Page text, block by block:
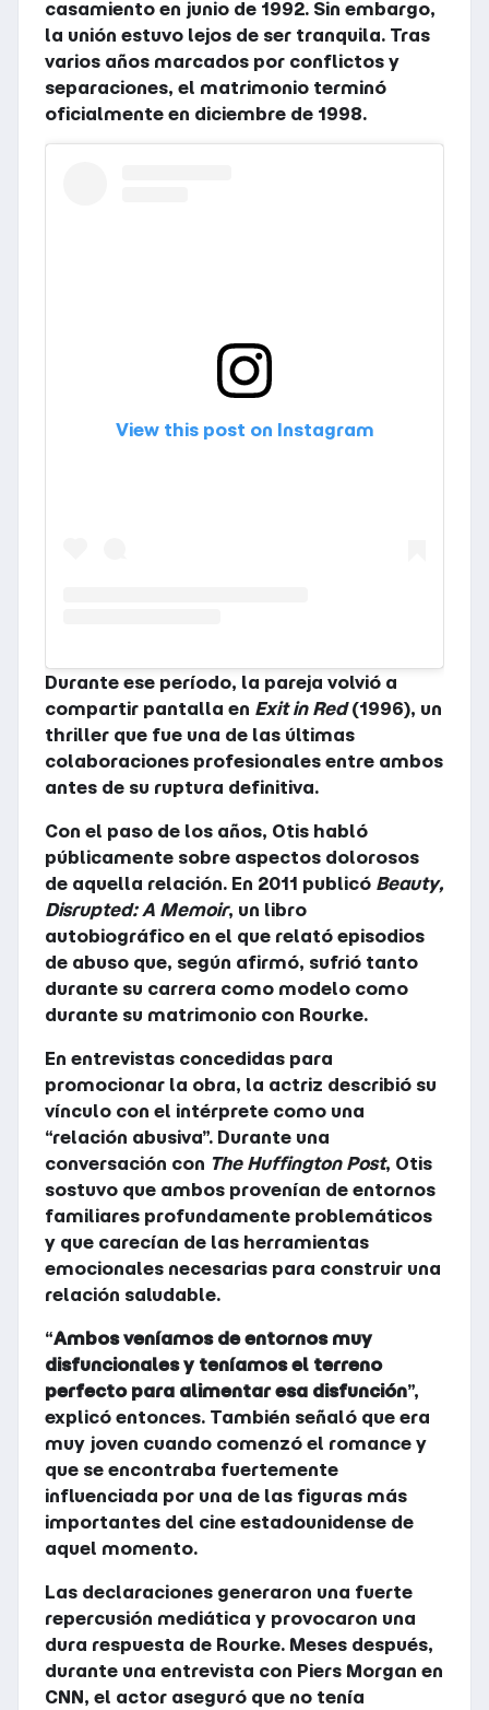
casamiento en junio de 1992. Sin embargo,
la unión estuvo lejos de ser tranquila. Tras
varios años marcados por conflictos y
separaciones, el matrimonio terminó
oficialmente en diciembre de 1998.
View this post on Instagram
Durante ese período, la pareja volvió a
compartir pantalla en Exit in Red(1996), un
thriller que fue una de las últimas
colaboraciones profesionales entre ambos
antes de su ruptura definitiva.
Con el paso de los años, Otis habló
públicamente sobre aspectos dolorosos
de aquella relación. En 2011 publicó Beauty,
Disrupted: A Memoir, un libro
autobiográfico en el que relató episodios
de abuso que, según afirmó, sufrió tanto
durante su carrera como modelo como
durante su matrimonio con Rourke.
En entrevistas concedidas para
promocionar la obra, la actriz describió su
vínculo con el intérprete como una
“relación abusiva”. Durante una
conversación con The Huffington Post, Otis
sostuvo que ambos provenían de entornos
familiares profundamente problemáticos
y que carecían de las herramientas
emocionales necesarias para construir una
relación saludable.
“Ambos veníamos de entornos muy
disfuncionales y teníamos el terreno
perfecto para alimentar esa disfunción”,
explicó entonces. También señaló que era
muy joven cuando comenzó el romance y
que se encontraba fuertemente
influenciada por una de las figuras más
importantes del cine estadounidense de
aquel momento.
Las declaraciones generaron una fuerte
repercusión mediática y provocaron una
dura respuesta de Rourke. Meses después,
durante una entrevista con Piers Morgan en
CNN, el actor aseguró que no tenía